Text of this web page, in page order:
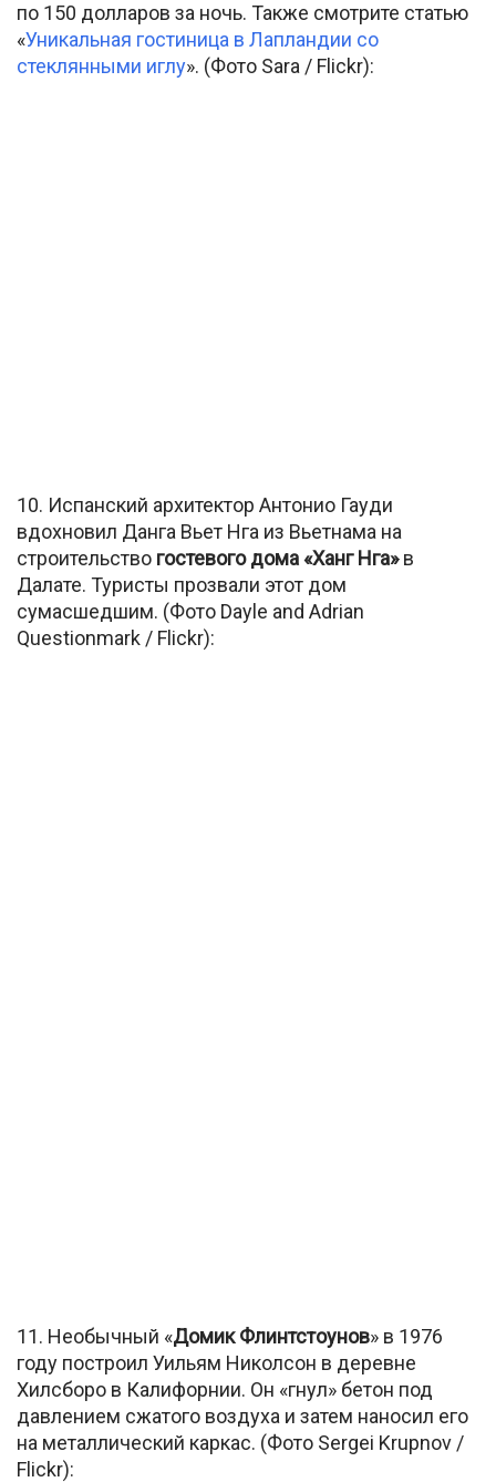
по 150 долларов за ночь. Также смотрите статью
«Уникальная гостиница в Лапландии со
стеклянными иглу». (Фото Sara / Flickr):
10. Испанский архитектор Антонио Гауди
вдохновил Данга Вьет Нга из Вьетнама на
строительство гостевого дома «Ханг Нга»в
Далате. Туристы прозвали этот дом
сумасшедшим. (Фото Dayle and Adrian
Questionmark / Flickr):
11. Необычный «Домик Флинтстоунов» в 1976
году построил Уильям Николсон в деревне
Хилсборо в Калифорнии. Он «гнул» бетон под
давлением сжатого воздуха и затем наносил его
на металлический каркас. (Фото Sergei Krupnov /
Flickr):